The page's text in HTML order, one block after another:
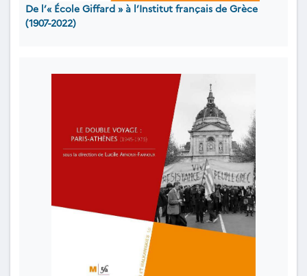
De l’« École Giffard » à l’Institut français de Grèce
(1907-2022)